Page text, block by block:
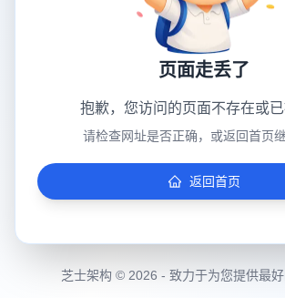
页面走丢了
抱歉，您访问的页面不存在或
请检查网址是否正确，或返回首页
返回首页
芝士架构 © 2026 - 致力于为您提供最